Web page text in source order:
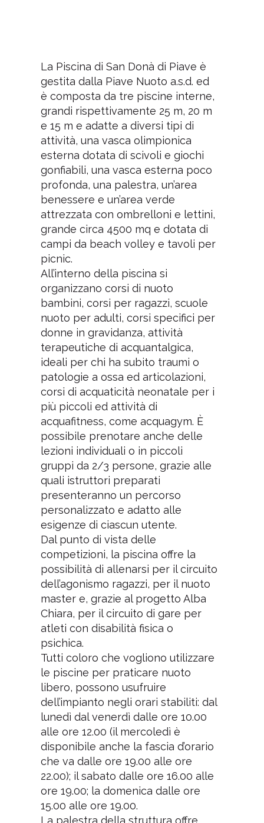
La Piscina di San Donà di Piave è
gestita dalla Piave Nuoto a.s.d. ed
è composta da tre piscine interne,
grandi rispettivamente 25 m, 20 m
e 15 m e adatte a diversi tipi di
attività, una vasca olimpionica
esterna dotata di scivoli e giochi
gonfiabili, una vasca esterna poco
profonda, una palestra, un’area
benessere e un’area verde
attrezzata con ombrelloni e lettini,
grande circa 4500 mq e dotata di
campi da beach volley e tavoli per
picnic.
All’interno della piscina si
organizzano corsi di nuoto
bambini, corsi per ragazzi, scuole
nuoto per adulti, corsi specifici per
donne in gravidanza, attività
terapeutiche di acquantalgica,
ideali per chi ha subito traumi o
patologie a ossa ed articolazioni,
corsi di acquaticità neonatale per i
più piccoli ed attività di
acquafitness, come acquagym. È
possibile prenotare anche delle
lezioni individuali o in piccoli
gruppi da 2/3 persone, grazie alle
quali istruttori preparati
presenteranno un percorso
personalizzato e adatto alle
esigenze di ciascun utente.
Dal punto di vista delle
competizioni, la piscina offre la
possibilità di allenarsi per il circuito
dell’agonismo ragazzi, per il nuoto
master e, grazie al progetto Alba
Chiara, per il circuito di gare per
atleti con disabilità fisica o
psichica.
Tutti coloro che vogliono utilizzare
le piscine per praticare nuoto
libero, possono usufruire
dell’impianto negli orari stabiliti: dal
lunedì dal venerdì dalle ore 10.00
alle ore 12.00 (il mercoledì è
disponibile anche la fascia d’orario
che va dalle ore 19.00 alle ore
22.00); il sabato dalle ore 16.00 alle
ore 19.00; la domenica dalle ore
15.00 alle ore 19.00.
La palestra della struttura offre,